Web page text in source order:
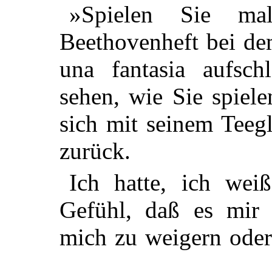
»Spielen Sie
Beethovenheft bei
una fantasia
sehen, wie Sie
sich mit seinem
zurück.
Ich hatte, ich
Gefühl, daß es mir
mich zu weigern